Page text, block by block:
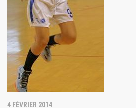
4 FÉVRIER 2014